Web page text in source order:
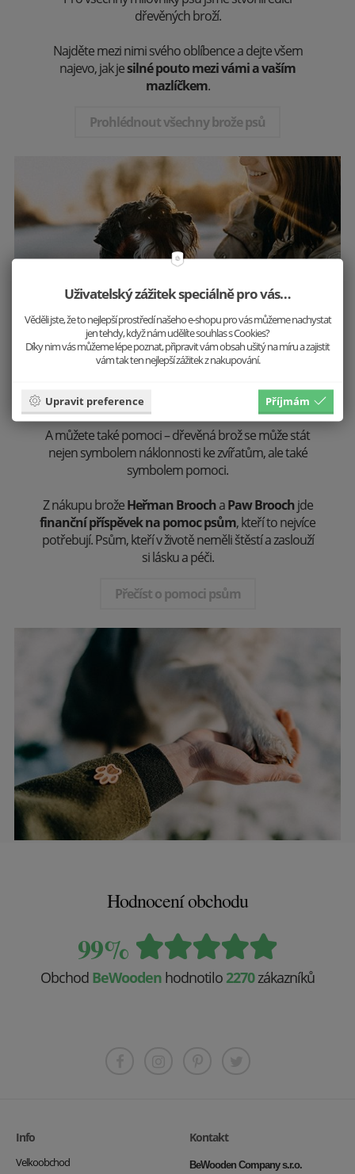
dřevěných broží.
Najděte mezi nimi svého oblíbence a dejte všem
najevo, jak jesilné pouto mezi vámi a vaším
mazlíčkem.
Prohlédnout všechny brože psů
Pomáhejte s námi
A můžete také pomoci – dřevěná brož se může stát
nejen symbolem náklonnosti ke zvířatům, ale také
symbolem pomoci.
Z nákupu brožeHeřman BroochaPaw Broochjde
finanční příspěvek na pomoc psům, kteří to nejvíce
potřebují. Psům, kteří v životě neměli štěstí a zaslouží
si lásku a péči.
Přečíst o pomoci psům
Hodnocení obchodu
99%
Obchod BeWooden hodnotilo 2270zákazníků
Info
Velkoobchod
Kontakt
BeWooden Company s.r.o.
Uživatelský zážitek speciálně pro vás…
Věděli jste, že to nejlepší prostředí našeho e-shopu pro vás můžeme nachystat
jen tehdy, když nám udělíte souhlas s Cookies?
Díky nim vás můžeme lépe poznat, připravit vám obsah ušitý na míru a zajistit
vám tak ten nejlepší zážitek z nakupování.
Upravit preference Příjmám